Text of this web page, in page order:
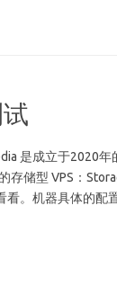
是成立于2020
存储型 VPS：
看。机器具体的配